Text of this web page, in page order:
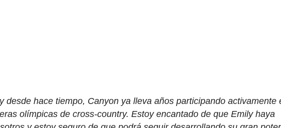
desde hace tiempo, Canyon ya lleva años participando activamente
olímpicas de cross-country. Estoy encantado de que Emily haya